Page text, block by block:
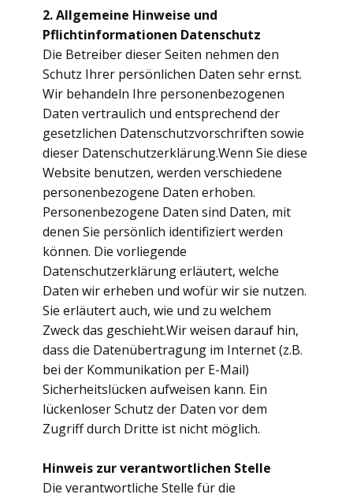
2. Allgemeine Hinweise und
Pflichtinformationen Datenschutz
Die Betreiber dieser Seiten nehmen den
Schutz Ihrer persönlichen Daten sehr ernst.
Wir behandeln Ihre personenbezogenen
Daten vertraulich und entsprechend der
gesetzlichen Datenschutzvorschriften sowie
dieser Datenschutzerklärung.Wenn Sie diese
Website benutzen, werden verschiedene
personenbezogene Daten erhoben.
Personenbezogene Daten sind Daten, mit
denen Sie persönlich identifiziert werden
können. Die vorliegende
Datenschutzerklärung erläutert, welche
Daten wir erheben und wofür wir sie nutzen.
Sie erläutert auch, wie und zu welchem
Zweck das geschieht.Wir weisen darauf hin,
dass die Datenübertragung im Internet (z.B.
bei der Kommunikation per E-Mail)
Sicherheitslücken aufweisen kann. Ein
lückenloser Schutz der Daten vor dem
Zugriff durch Dritte ist nicht möglich.
Hinweis zur verantwortlichen Stelle
Die verantwortliche Stelle für die